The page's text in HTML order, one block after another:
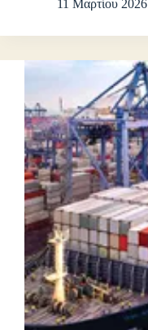
11 Μαρτίου 2026